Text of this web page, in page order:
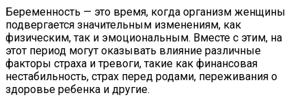
Беременность — это время, когда организм женщины
подвергается значительным изменениям, как
физическим, так и эмоциональным. Вместе с этим, на
этот период могут оказывать влияние различные
факторы страха и тревоги, такие как финансовая
нестабильность, страх перед родами, переживания о
здоровье ребенка и другие.